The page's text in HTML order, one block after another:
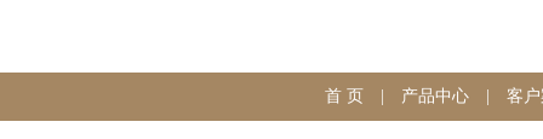
首 页 产品中心| 客